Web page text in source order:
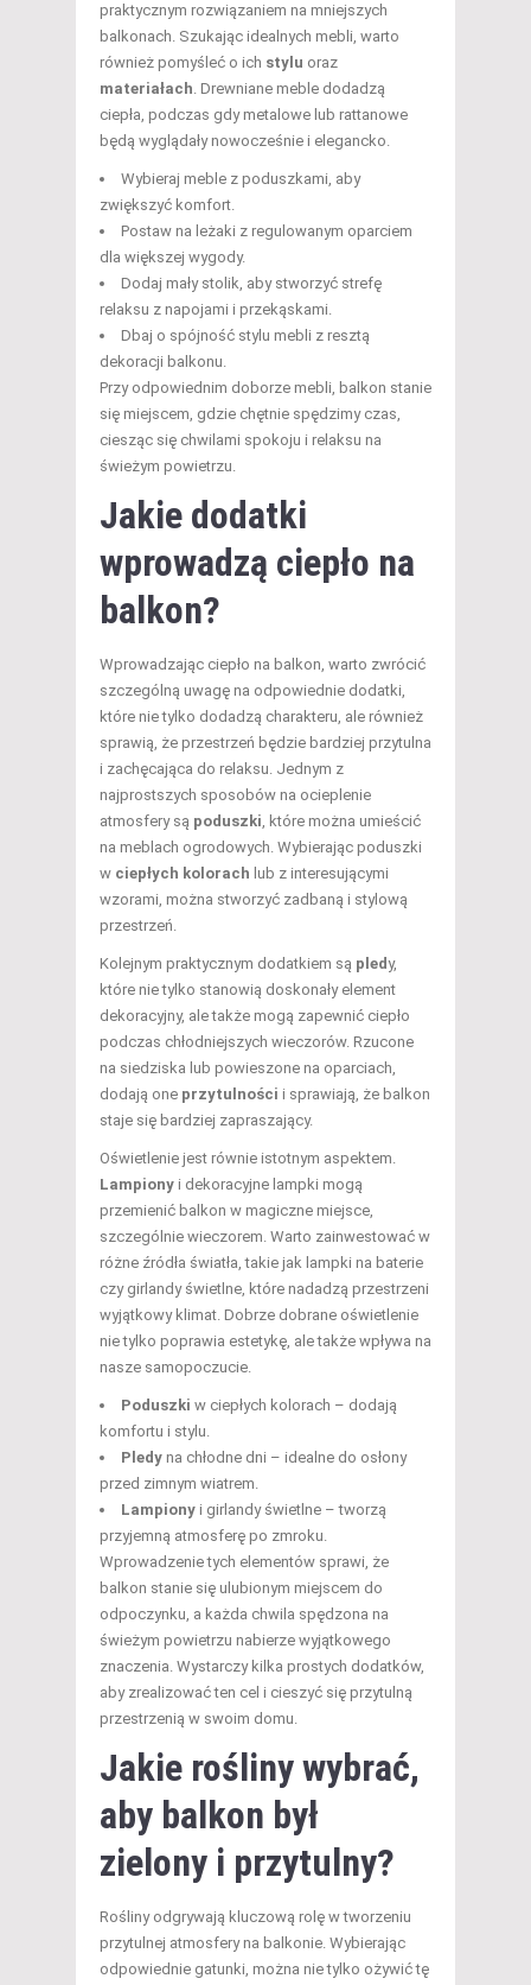
praktycznym rozwiązaniem na mniejszych
balkonach. Szukając idealnych mebli, warto
również pomyśleć o ich stylu oraz
materiałach. Drewniane meble dodadzą
ciepła, podczas gdy metalowe lub rattanowe
będą wyglądały nowocześnie i elegancko.
Wybieraj meble z poduszkami, aby
zwiększyć komfort.
Postaw na leżaki z regulowanym oparciem
dla większej wygody.
Dodaj mały stolik, aby stworzyć strefę
relaksu z napojami i przekąskami.
Dbaj o spójność stylu mebli z resztą
dekoracji balkonu.
Przy odpowiednim doborze mebli, balkon stanie
się miejscem, gdzie chętnie spędzimy czas,
ciesząc się chwilami spokoju i relaksu na
świeżym powietrzu.
Jakie dodatki
wprowadzą ciepło na
balkon?
Wprowadzając ciepło na balkon, warto zwrócić
szczególną uwagę na odpowiednie dodatki,
które nie tylko dodadzą charakteru, ale również
sprawią, że przestrzeń będzie bardziej przytulna
i zachęcająca do relaksu. Jednym z
najprostszych sposobów na ocieplenie
atmosfery są poduszki, które można umieścić
na meblach ogrodowych. Wybierając poduszki
w ciepłych kolorach lub z interesującymi
wzorami, można stworzyć zadbaną i stylową
przestrzeń.
Kolejnym praktycznym dodatkiem są pledy,
które nie tylko stanowią doskonały element
dekoracyjny, ale także mogą zapewnić ciepło
podczas chłodniejszych wieczorów. Rzucone
na siedziska lub powieszone na oparciach,
dodają one przytulności i sprawiają, że balkon
staje się bardziej zapraszający.
Oświetlenie jest równie istotnym aspektem.
Lampiony i dekoracyjne lampki mogą
przemienić balkon w magiczne miejsce,
szczególnie wieczorem. Warto zainwestować w
różne źródła światła, takie jak lampki na baterie
czy girlandy świetlne, które nadadzą przestrzeni
wyjątkowy klimat. Dobrze dobrane oświetlenie
nie tylko poprawia estetykę, ale także wpływa na
nasze samopoczucie.
Poduszki w ciepłych kolorach – dodają
komfortu i stylu.
Pledy na chłodne dni – idealne do osłony
przed zimnym wiatrem.
Lampiony i girlandy świetlne – tworzą
przyjemną atmosferę po zmroku.
Wprowadzenie tych elementów sprawi, że
balkon stanie się ulubionym miejscem do
odpoczynku, a każda chwila spędzona na
świeżym powietrzu nabierze wyjątkowego
znaczenia. Wystarczy kilka prostych dodatków,
aby zrealizować ten cel i cieszyć się przytulną
przestrzenią w swoim domu.
Jakie rośliny wybrać,
aby balkon był
zielony i przytulny?
Rośliny odgrywają kluczową rolę w tworzeniu
przytulnej atmosfery na balkonie. Wybierając
odpowiednie gatunki, można nie tylko ożywić tę